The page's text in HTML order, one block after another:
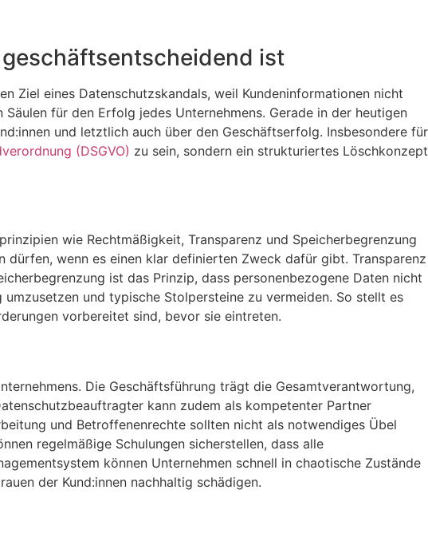
ist
Ziel eines Datenschutzskandals, weil Kundeninformationen nicht
für den Erfolg jedes Unternehmens. Gerade in der heutigen
und letztlich auch über den Geschäftserfolg. Insbesondere für
(DSGVO) zu sein, sondern ein strukturiertes Löschkonzept
wie Rechtmäßigkeit, Transparenz und Speicherbegrenzung
wenn es einen klar definierten Zweck dafür gibt. Transparenz
ist das Prinzip, dass personenbezogene Daten nicht
und typische Stolpersteine zu vermeiden. So stellt es
vorbereitet sind, bevor sie eintreten.
Die Geschäftsführung trägt die Gesamtverantwortung,
kann zudem als kompetenter Partner
und Betroffenenrechte sollten nicht als notwendiges Übel
regelmäßige Schulungen sicherstellen, dass alle
können Unternehmen schnell in chaotische Zustände
der Kund:innen nachhaltig schädigen.